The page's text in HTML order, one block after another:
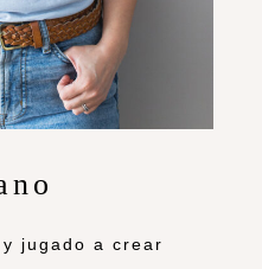
jugado a crear